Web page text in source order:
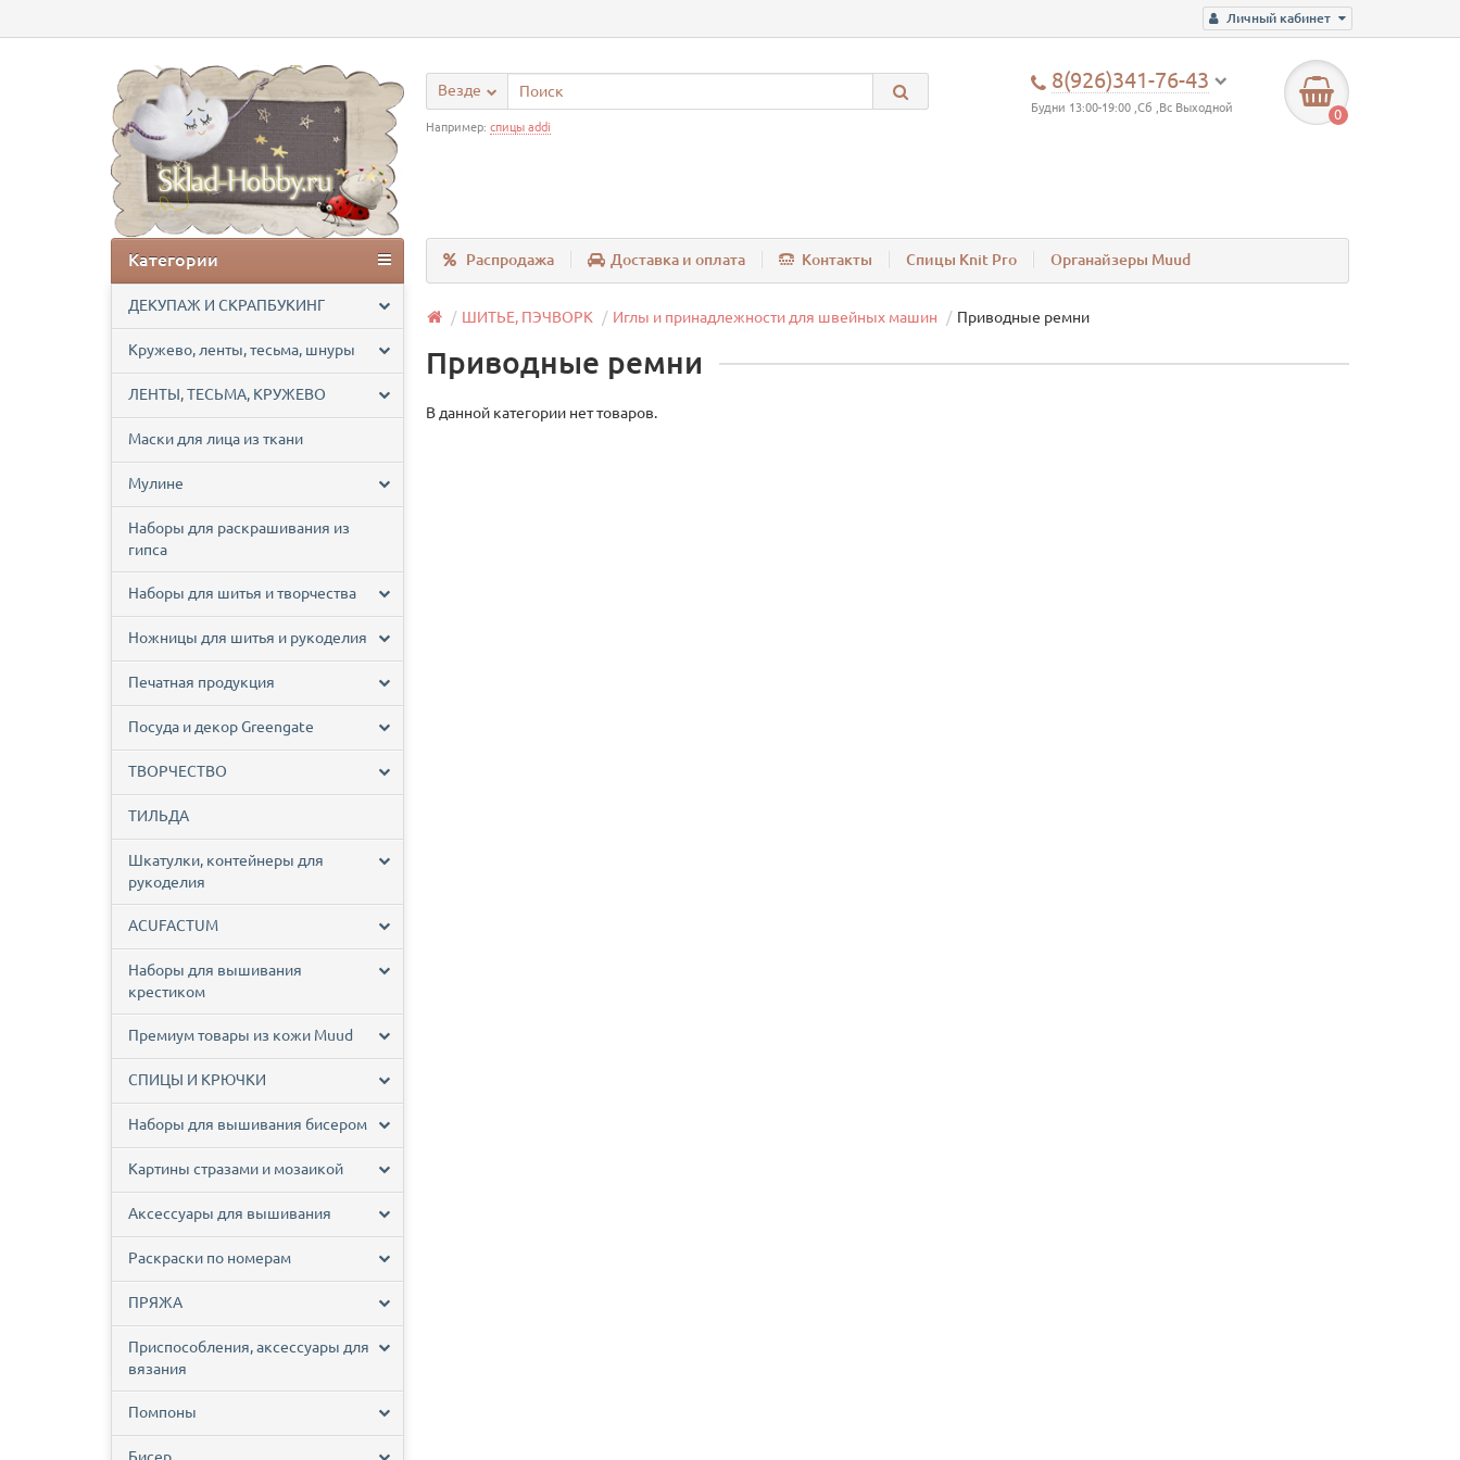
Личный кабинет
8(926)341-76-43
Будни 13:00-19:00 ,Сб ,Вс Выходной 0
Везде
Например: спицы addi
Распродажа Доставка и оплата Контакты Спицы Knit Pro Органайзеры Muud
Категории
ДЕКУПАЖ И СКРАПБУКИНГ
Кружево, ленты, тесьма, шнуры
ЛЕНТЫ, ТЕСЬМА, КРУЖЕВО
Маски для лица из ткани
Мулине
Наборы для раскрашивания из
гипса
Наборы для шитья и творчества
Ножницы для шитья и рукоделия
Печатная продукция
Посуда и декор Greengate
ТВОРЧЕСТВО
ТИЛЬДА
Шкатулки, контейнеры для
рукоделия
ACUFACTUM
Наборы для вышивания
крестиком
Премиум товары из кожи Muud
СПИЦЫ И КРЮЧКИ
Наборы для вышивания бисером
Картины стразами и мозаикой
Аксессуары для вышивания
Раскраски по номерам
ПРЯЖА
Приспособления, аксессуары для
вязания
Помпоны
ШИТЬЕ, ПЭЧВОРК Иглы и принадлежности для швейных машин Приводные ремни
Приводные ремни
В данной категории нет товаров.